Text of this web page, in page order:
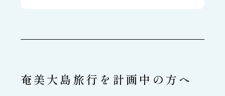
奄美大島旅行を計画中の方へ